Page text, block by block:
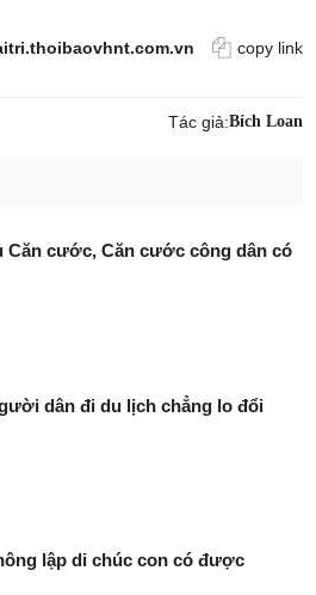
copy link
Tác giả:Bích Loan
Căn cước, Căn cước công dân có
dân đi du lịch chẳng lo đổi
lập di chúc con có được